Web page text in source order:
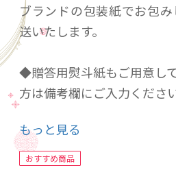
ブランドの包装紙でお包
送いたします。
◆贈答用熨斗紙もご用意し
方は備考欄にご入力ください
住所と名前で発送すること
の場合はご入力ください。
もっと見る
おすすめ商品